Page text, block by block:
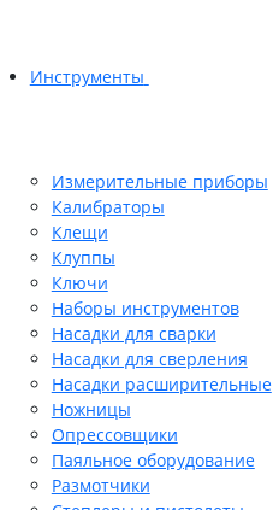
Инструменты
Измерительные приборы
Калибраторы
Клещи
Клуппы
Ключи
Наборы инструментов
Насадки для сварки
Насадки для сверления
Насадки расширительные
Ножницы
Опрессовщики
Паяльное оборудование
Размотчики